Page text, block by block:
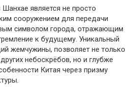
является не просто
сооружением для передачи
символом города, отражающим
к будущему. Уникальный
жемчужины, позволяет не только
небоскрёбов, но и глубже
Китая через призму